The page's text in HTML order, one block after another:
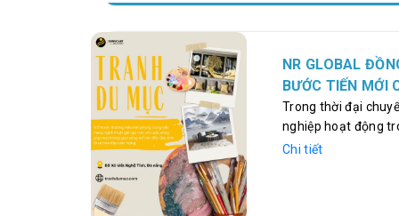
content/uploads/
NR GLOBAL
BƯỚC TIẾN MỚI
Trong thời đại
nghiệp hoạt động
chỉ là một địa chỉ
Chi tiết